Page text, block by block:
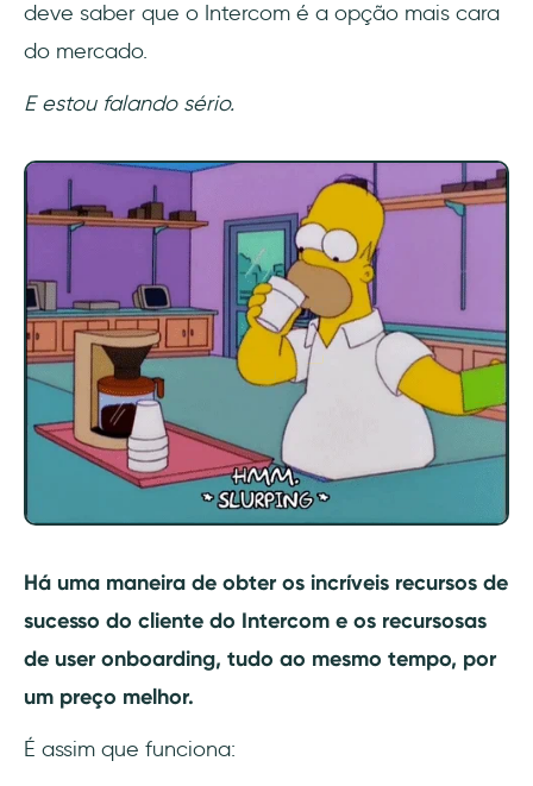
deve saber que o Intercom é a opção mais cara
do mercado.
E estou falando sério.
Há uma maneira de obter os incríveis recursos de
sucesso do cliente do Intercom e os recursosas
de user onboarding, tudo ao mesmo tempo, por
um preço melhor.
É assim que funciona: